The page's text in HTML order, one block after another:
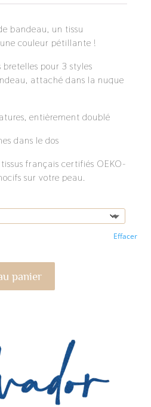
bandeau, un tissu
couleur pétillante !
pour 3 styles
attaché dans la nuque
entièrement doublé
dans le dos
français certifiés OEKO-
sur votre peau.
Effacer
panier